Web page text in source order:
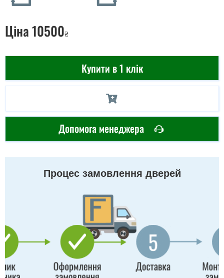
Ціна10500₴
Купити в 1 клік
Допомога менеджера
Процес замовлення дверей